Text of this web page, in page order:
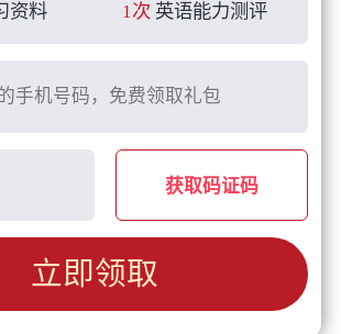
资料 1次 英语能力测评
获取码证码
立即领取